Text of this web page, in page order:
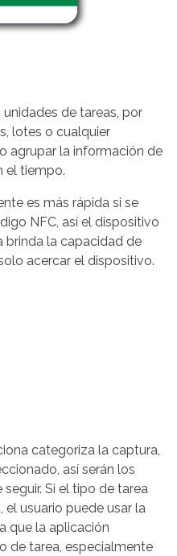
de tareas, por
lotes o cualquier
agrupar la información de
el tiempo.
es más rápida si se
NFC, así el dispositivo
brinda la capacidad de
acercar el dispositivo.
categoriza la captura,
así serán los
Si el tipo de tarea
usuario puede usar la
que la aplicación
de tarea, especialmente